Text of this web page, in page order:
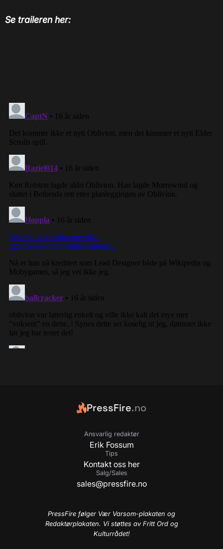
Se traileren her:
PressFire.no
Ansvarlig redaktør
Erik Fossum
Tips
Kontakt oss her
Salg/Sales
sales@pressfire.no
PressFire følger Vær Varsom-plakaten og
Redaktørplakaten. Vi støttes av Fritt Ord og
Kulturrådet!